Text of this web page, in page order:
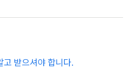
고 받으셔야 합니다.